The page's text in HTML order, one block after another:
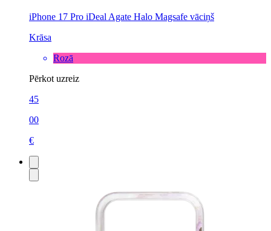
iPhone 17 Pro iDeal Agate Halo Magsafe vāciņš
Krāsa
Rozā
Pērkot uzreiz
45
00
€